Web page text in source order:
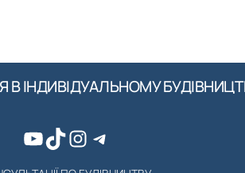
В ІНДИВІДУАЛЬНОМУ
YouTube
TikTok
Instagram
Telegram